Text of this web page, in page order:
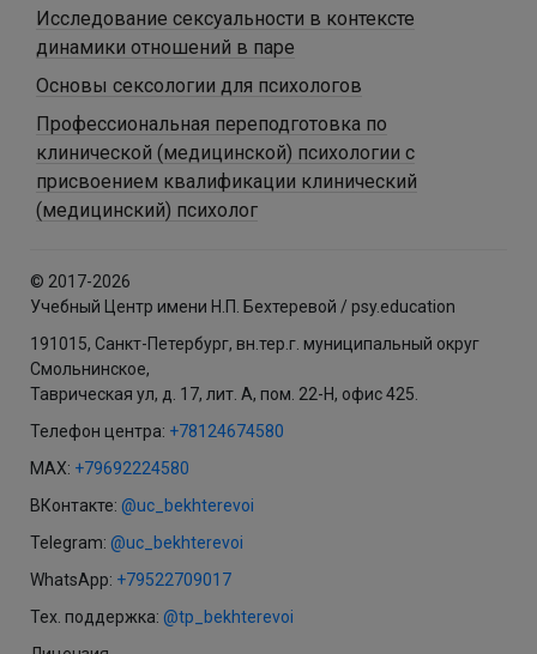
Исследование сексуальности в контексте
динамики отношений в паре
Основы сексологии для психологов
Профессиональная переподготовка по
клинической (медицинской) психологии с
присвоением квалификации клинический
(медицинский) психолог
© 2017-2026
Учебный Центр имени Н.П. Бехтеревой / psy.education
191015, Санкт-Петербург, вн.тер.г. муниципальный округ
Смольнинское,
Таврическая ул, д. 17, лит. А, пом. 22-Н, офис 425.
Телефон центра: +78124674580
MAX: +79692224580
ВКонтакте: @uc_bekhterevoi
Telegram: @uc_bekhterevoi
WhatsApp: +79522709017
Тех. поддержка: @tp_bekhterevoi